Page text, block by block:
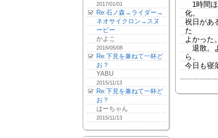
2017/01/01
Re:石ノ森→ライダー→
ネオサイクロン→スヌ
ーピー
かよこ
2016/05/08
Re:下見を兼ねて一杯ど
お？
YABU
2015/11/13
Re:下見を兼ねて一杯ど
お？
はーちゃん
2015/11/13
1時間ほ
化。
祝日があ
た
よかった
退散。
ら、
今日も寝